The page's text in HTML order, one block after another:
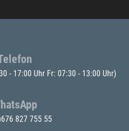
- 17:00 Uhr Fr: 07:30 - 13:00 Uhr)
827 755 55